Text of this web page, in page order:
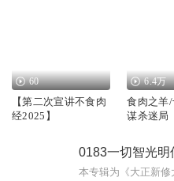
60
【第二次宣讲不食肉
经2025】
6.4万
食肉之羊
谋杀迷局
0183一切智光明